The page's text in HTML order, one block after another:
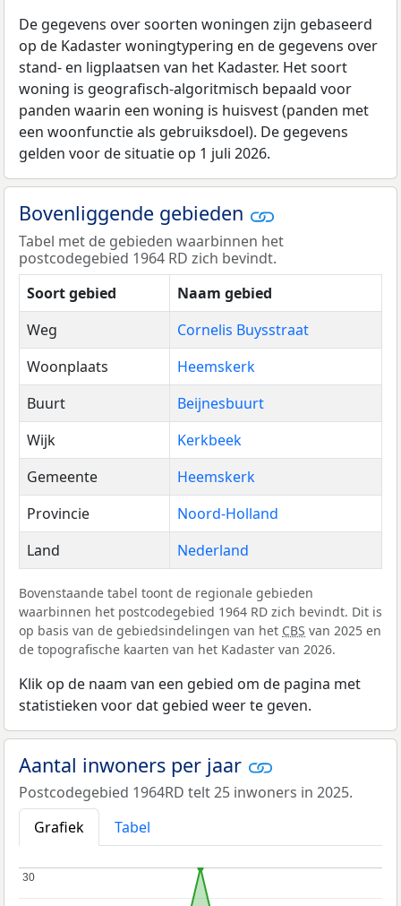
De gegevens over soorten woningen zijn gebaseerd
op de Kadaster woningtypering en de gegevens over
stand- en ligplaatsen van het Kadaster. Het soort
woning is geografisch-algoritmisch bepaald voor
panden waarin een woning is huisvest (panden met
een woonfunctie als gebruiksdoel). De gegevens
gelden voor de situatie op 1 juli 2026.
Bovenliggende gebieden
Tabel met de gebieden waarbinnen het
postcodegebied 1964 RD zich bevindt.
Soort gebied
Naam gebied
Weg
Cornelis Buysstraat
Woonplaats
Heemskerk
Buurt
Beijnesbuurt
Wijk
Kerkbeek
Gemeente
Heemskerk
Provincie
Noord-Holland
Land
Nederland
Bovenstaande tabel toont de regionale gebieden
waarbinnen het postcodegebied 1964 RD zich bevindt. Dit is
op basis van de gebiedsindelingen van het CBS van 2025 en
de topografische kaarten van het Kadaster van 2026.
Klik op de naam van een gebied om de pagina met
statistieken voor dat gebied weer te geven.
Aantal inwoners per jaar
Postcodegebied 1964RD telt 25 inwoners in 2025.
Grafiek
Tabel
30
30